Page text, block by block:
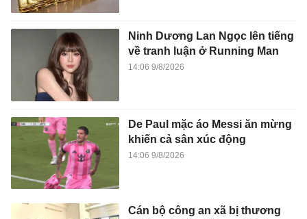
Ninh Dương Lan Ngọc lên tiếng
về tranh luận ở Running Man
14:06 9/8/2026
De Paul mặc áo Messi ăn mừng
khiến cả sân xúc động
14:06 9/8/2026
Cán bộ công an xã bị thương